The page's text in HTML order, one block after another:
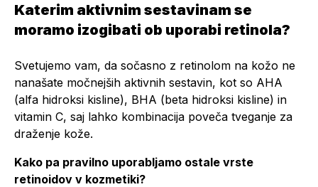
Katerim aktivnim sestavinam se
moramo izogibati ob uporabi retinola?
Svetujemo vam, da sočasno z retinolom na kožo ne
nanašate močnejših aktivnih sestavin, kot so AHA
(alfa hidroksi kisline), BHA (beta hidroksi kisline) in
vitamin C, saj lahko kombinacija poveča tveganje za
draženje kože.
Kako pa pravilno uporabljamo ostale vrste
retinoidov v kozmetiki?